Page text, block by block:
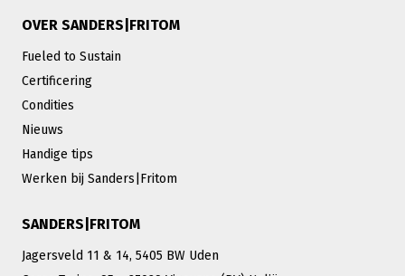
OVER SANDERS|FRITOM
Fueled to Sustain
Certificering
Condities
Nieuws
Handige tips
Werken bij Sanders|Fritom
SANDERS|FRITOM
Jagersveld 11 & 14, 5405 BW Uden